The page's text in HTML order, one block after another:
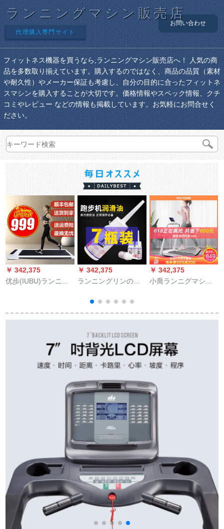
ランニングマシン販売店
代理購入専門サイト
お問い合わせ
フィットネス機器を買うなら,ランニングマシン販売店へ！ 人気の商
品を多数取り揃えています。購入するのではなく、商品の品質（素材
や耐久性）やメーカー保証も考慮し、自分の目的に合ったフィットネ
スマシンを購入することが大切です。価格情報やスペック情報、クチ
コミやレビュー などの情報も掲載しています。お気軽にお問合せく
ださい。
￥ 342,375
优歩(IUBU)ランニグ
グキングキングモデ
シン无线リーモコM 1
イテジョン版ホワイ
トニック版
￥ 342,375
ランニングリンの珪
油を歩いて歩いてき
たオイルのリンニン
油の30 mlランニンニ
ンニンの保養油を持
っています。
￥ 342,375
小喬ランニグマシン
たみくり収納屋室内
ニQ 1 S(基礎モデル)
無特許ダンピグ